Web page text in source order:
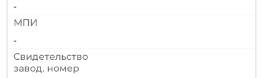
-
МПИ
-
Cвидетельство
завод. номер